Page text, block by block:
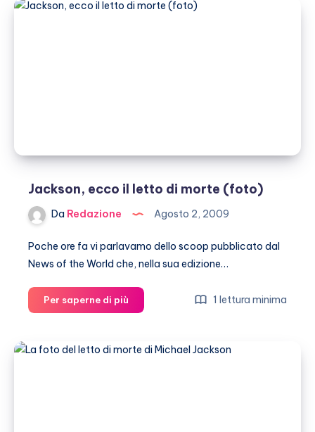
Jackson
Jackson, ecco il letto di morte (foto)
Da Redazione Agosto 2, 2009
Poche ore fa vi parlavamo dello scoop pubblicato dal
News of the World che, nella sua edizione…
Per saperne di più
ecco
letto
1 lettura minima